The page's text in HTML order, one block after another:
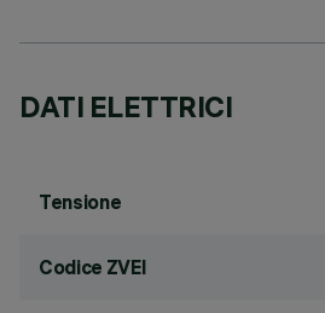
DATI ELETTRICI
Tensione
Codice ZVEI